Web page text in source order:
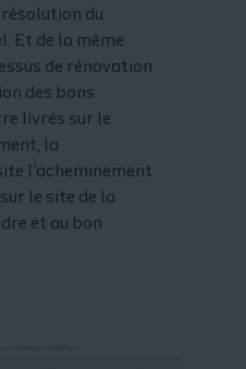
du
Et de la même
de rénovation
des bons
livrés sur le
la
l’acheminement
le site de la
et au bon